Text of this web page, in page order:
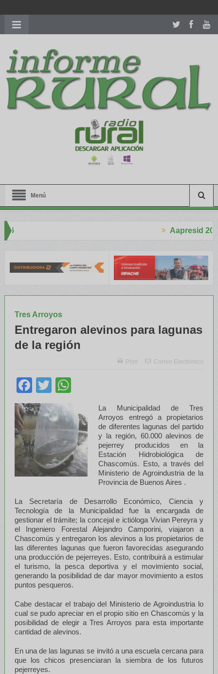
richardmillereplica
women.patekphilippe.tofor sale in usa recognized command with
dining room table ceremony. welcome to our
perfectwatches.is
shop. best youngsexdoll.comwith professional customer
services. 1: 1 design high
https://reallydiamond.com/
Menú
Aapresid
Tres Arroyos
Entregaron alevinos para lagunas
de la región
Print Correo Electrónico
Facebook
Twitter
La Municipalidad de Tres
Arroyos entregó a propietarios
de diferentes lagunas del partido
y la región, 60.000 alevinos de
pejerrey producidos en la
Estación Hidrobiológica de
Chascomús. Esto, a través del
Ministerio de Agroindustria de la
Provincia de Buenos Aires .
La Secretaría de Desarrollo Económico, Ciencia y
Tecnología de la Municipalidad fue la encargada de
gestionar el trámite; la concejal e ictióloga Vivian Pereyra y
el Ingeniero Forestal Alejandro Camporini, viajaron a
Chascomús y entregaron los alevinos a los propietarios de
las diferentes lagunas que fueron favorecidas asegurando
una producción de pejerreyes. Esto, contribuirá a estimular
el turismo, la pesca deportiva y el movimiento social,
generando la posibilidad de dar mayor movimiento a estos
puntos pesqueros.
Cabe destacar el trabajo del Ministerio de Agroindustria lo
cual se pudo apreciar en el propio sitio en Chascomús y la
posibilidad de elegir a Tres Arroyos para esta importante
cantidad de alevinos.
En una de las lagunas se invitó a una escuela cercana para
que los chicos presenciaran la siembra de los futuros
pejerreyes.